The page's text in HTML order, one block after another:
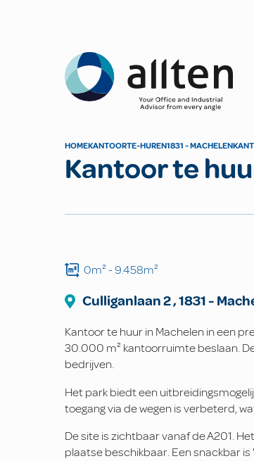
Allten
HOMEKANTOORTE-HUREN1831 - MACHELEN
Kantoor te
0m²- 9.458m²
Culliganlaan2,1831-
Kantoor te huur in Machelen in een
30.000 m² kantoorruimte beslaan.
bedrijven.
Het park biedt een
toegang via de wegen is verbeterd,
De site is zichtbaar vanaf de A201.
plaatse beschikbaar. Een snackbar